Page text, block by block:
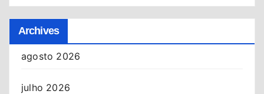
Archives
agosto 2026
julho 2026